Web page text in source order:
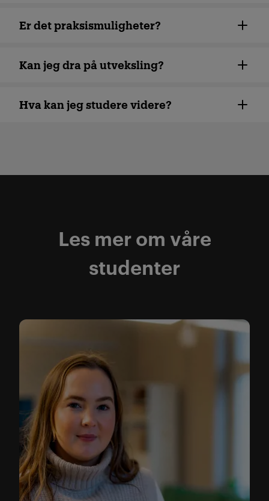
Er det praksismuligheter?
Kan jeg dra på utveksling?
Hva kan jeg studere videre?
Les mer om våre
studenter